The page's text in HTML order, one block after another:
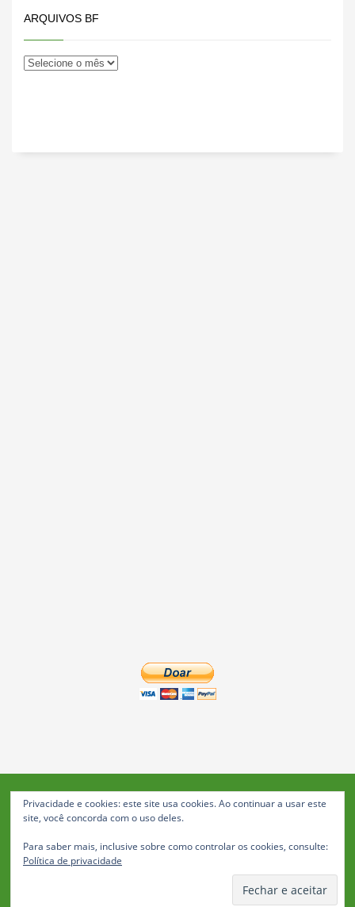
ARQUIVOS BF
Blog da Feira: Jornal de Notícias de Feira de Santana
Todos os direitos reservados
Política de Privacidade
Privacidade e cookies: este site usa cookies. Ao continuar a usar este
site, você concorda com o uso deles.
Para saber mais, inclusive sobre como controlar os cookies, consulte:
Política de privacidade